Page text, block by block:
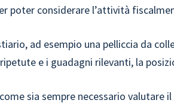
poter considerare l’attività
ad esempio una pelliccia da
e i guadagni rilevanti, la
sia sempre necessario